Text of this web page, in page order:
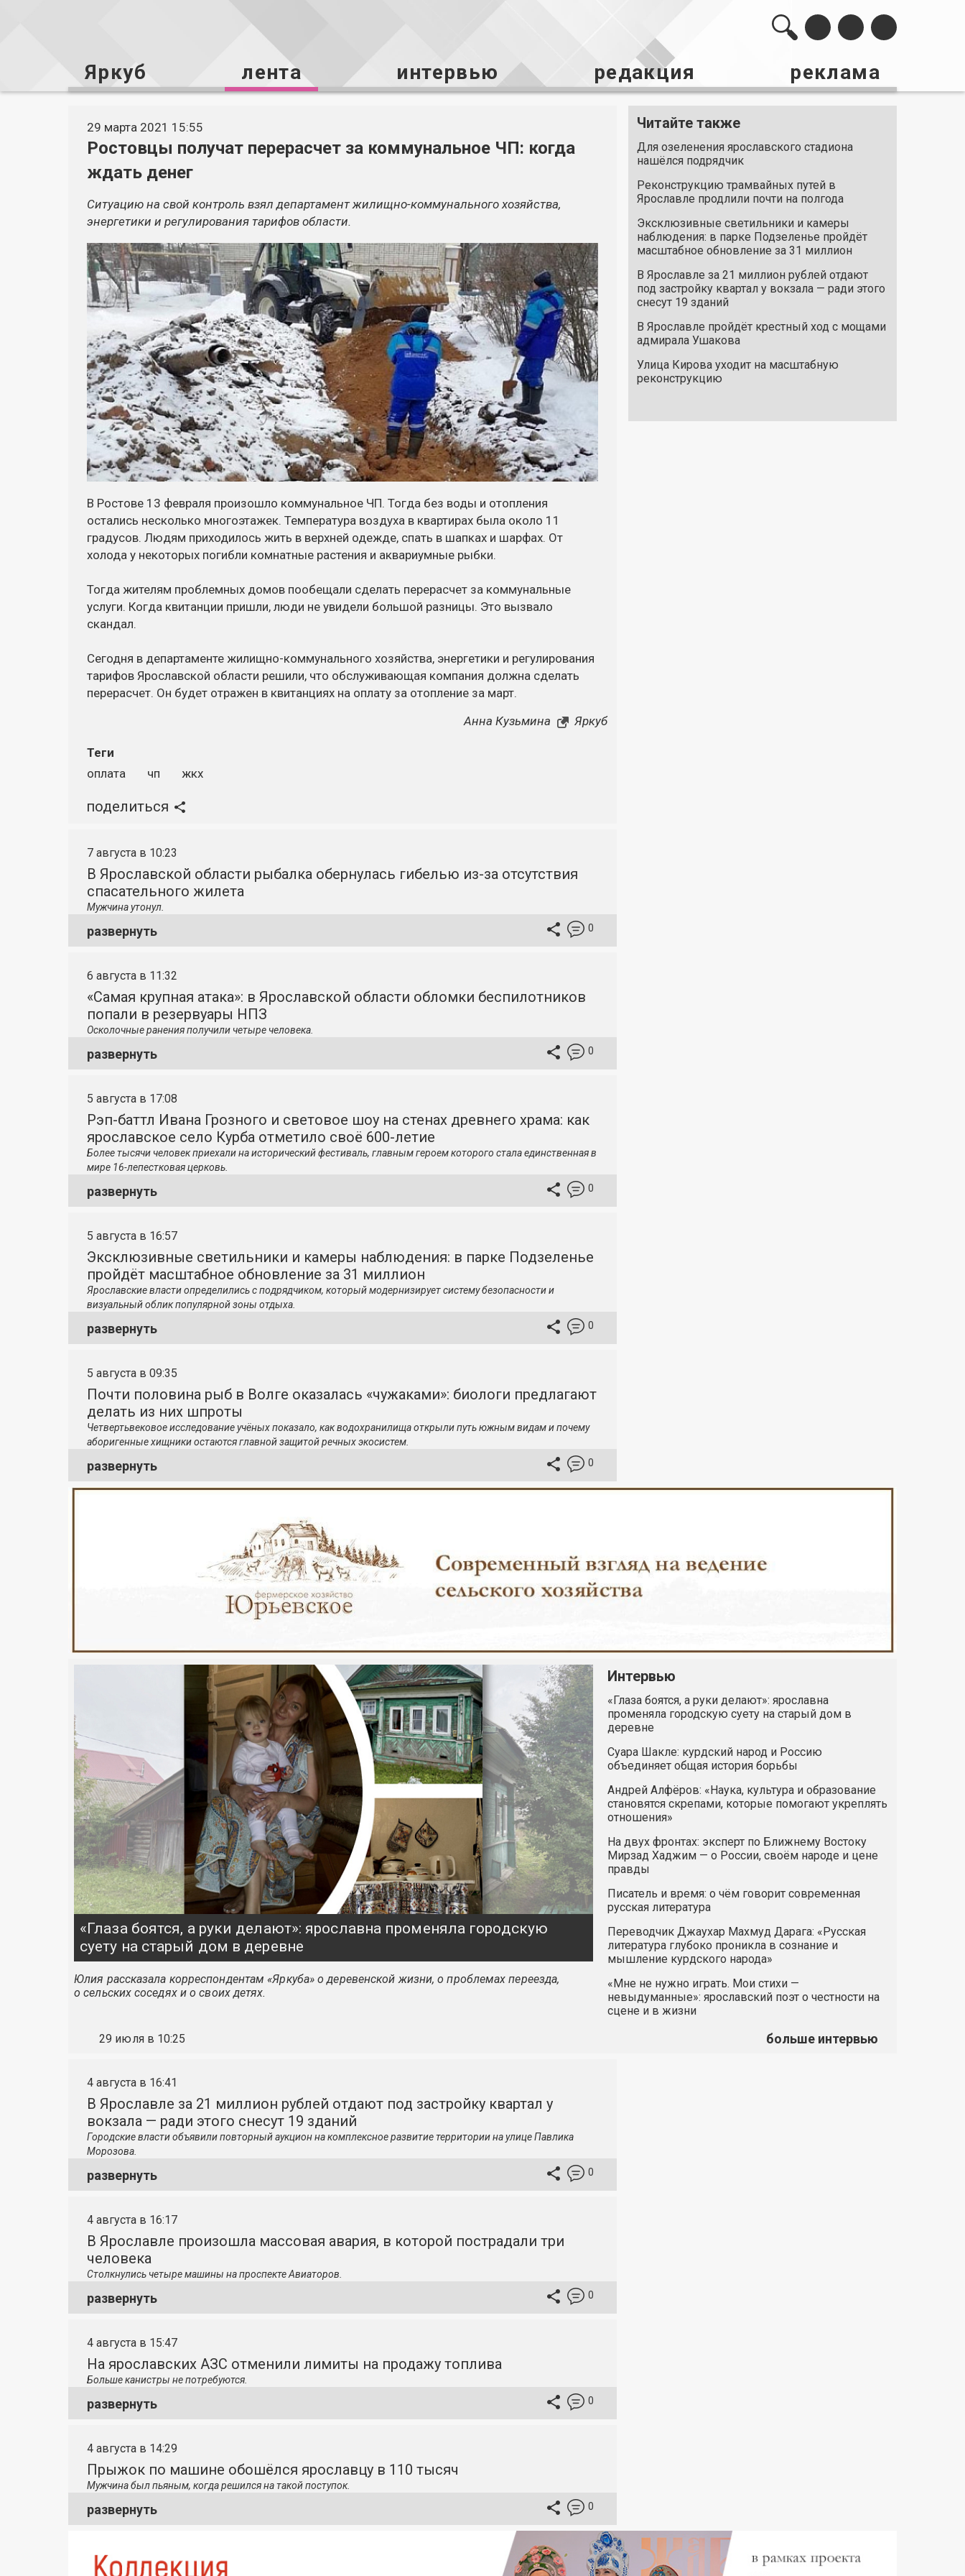
Яркуб лента интервью редакция реклама
29 марта 2021 15:55
Ростовцы получат перерасчет за коммунальное ЧП: когда
ждать денег
Ситуацию на свой контроль взял департаментжилищно-коммунальногохозяйства,
энергетики и регулирования тарифов области.
В Ростове 13 февраля произошло коммунальное ЧП. Тогда без воды и отопления
остались несколько многоэтажек. Температура воздуха в квартирах была около 11
градусов. Людям приходилось жить в верхней одежде, спать в шапках и шарфах. От
холода у некоторых погибли комнатные растения и аквариумные рыбки.
Тогда жителям проблемных домов пообещали сделать перерасчет за коммунальные
услуги. Когда квитанции пришли, люди не увидели большой разницы. Это вызвало
скандал.
Сегодня в департаменте жилищно-коммунального хозяйства, энергетики и регулирования
тарифов Ярославской области решили, что обслуживающая компания должна сделать
перерасчет. Он будет отражен в квитанциях на оплату за отопление за март.
Анна Кузьмина
Яркуб
Теги
оплата
чп жкх
поделиться
Читайте также
Для озеленения ярославского стадиона
нашёлся подрядчик
Реконструкцию трамвайных путей в
Ярославле продлили почти на полгода
Эксклюзивные светильники и камеры
наблюдения: в парке Подзеленье пройдёт
масштабное обновление за 31 миллион
В Ярославле за 21 миллион рублей отдают
под застройку квартал у вокзала — ради этого
снесут 19 зданий
В Ярославле пройдёт крестный ход с мощами
адмирала Ушакова
Улица Кирова уходит на масштабную
реконструкцию
7 августа в 10:23
В Ярославской области рыбалка обернулась гибелью из-за отсутствия
спасательного жилета
Мужчина утонул.
развернуть 0
6 августа в 11:32
«Самая крупная атака»: в Ярославской области обломки беспилотников
попали в резервуары НПЗ
Осколочные ранения получили четыре человека.
развернуть 0
5 августа в 17:08
Рэп-баттл Ивана Грозного и световое шоу на стенах древнего храма: как
ярославское село Курба отметило своё 600-летие
Более тысячи человек приехали на исторический фестиваль, главным героем которого стала единственная в
мире 16-лепестковая церковь.
развернуть 0
5 августа в 16:57
Эксклюзивные светильники и камеры наблюдения: в парке Подзеленье
пройдёт масштабное обновление за 31 миллион
Ярославские власти определились с подрядчиком, который модернизирует систему безопасности и
визуальный облик популярной зоны отдыха.
развернуть 0
5 августа в 09:35
Почти половина рыб в Волге оказалась «чужаками»: биологи предлагают
делать из них шпроты
Четвертьвековое исследование учёных показало, как водохранилища открыли путь южным видам и почему
аборигенные хищники остаются главной защитой речных экосистем.
развернуть 0
«Глаза боятся, а руки делают»: ярославна променяла городскую
суету на старый дом в деревне
Юлия рассказала корреспондентам «Яркуба» о деревенской жизни, о проблемах переезда,
о сельских соседях и о своих детях.
29 июля в 10:25
Интервью
«Глаза боятся, а руки делают»: ярославна
променяла городскую суету на старый дом в
деревне
Суара Шакле: курдский народ и Россию
объединяет общая история борьбы
Андрей Алфёров: «Наука, культура и образование
становятся скрепами, которые помогают укреплять
отношения»
На двух фронтах: эксперт по Ближнему Востоку
Мирзад Хаджим — о России, своём народе и цене
правды
Писатель и время: о чём говорит современная
русская литература
Переводчик Джаухар Махмуд Дарага: «Русская
литература глубоко проникла в сознание и
мышление курдского народа»
«Мне не нужно играть. Мои стихи —
невыдуманные»: ярославский поэт о честности на
сцене и в жизни
больше интервью
4 августа в 16:41
В Ярославле за 21 миллион рублей отдают под застройку квартал у
вокзала — ради этого снесут 19 зданий
Городские власти объявили повторный аукцион на комплексное развитие территории на улице Павлика
Морозова.
развернуть 0
4 августа в 16:17
В Ярославле произошла массовая авария, в которой пострадали три
человека
Столкнулись четыре машины на проспекте Авиаторов.
развернуть 0
4 августа в 15:47
На ярославских АЗС отменили лимиты на продажу топлива
Больше канистры не потребуются.
развернуть 0
4 августа в 14:29
Прыжок по машине обошёлся ярославцу в 110 тысяч
Мужчина был пьяным, когда решился на такой поступок.
развернуть 0